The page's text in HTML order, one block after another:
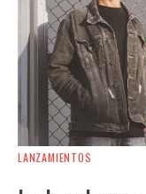
LANZAMIENTOS